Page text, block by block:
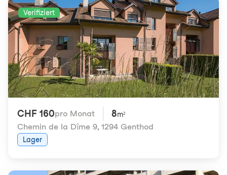
Verifiziert
CHF 160pro Monat 8m²
Chemin de la Dîme 9, 1294 Genthod
Lager